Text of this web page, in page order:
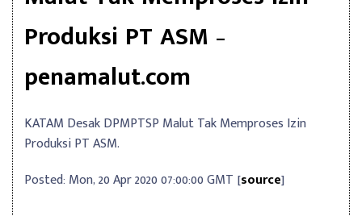
Produksi PT ASM –
penamalut.com
KATAM Desak DPMPTSP Malut Tak Memproses Izin
Produksi PT ASM.
Posted: Mon, 20 Apr 2020 07:00:00 GMT [source]